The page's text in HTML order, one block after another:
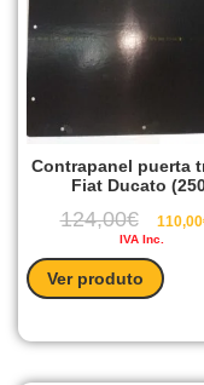
Contrapanel puerta
Fiat Ducato
124,00€ 110,00
IVA Inc.
Ver produto